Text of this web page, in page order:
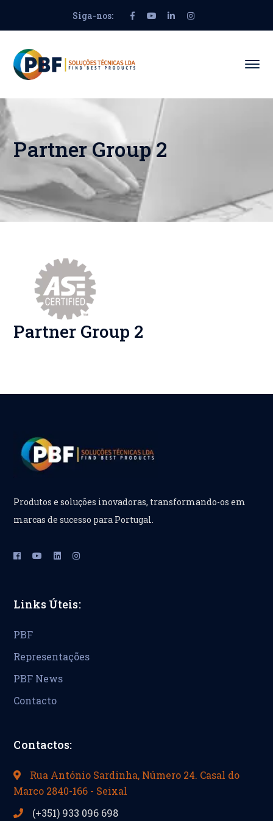
Siga-nos:
Facebook
Profile
Youtube
Profile
LinkedIn
ProfileProfile
Partner Group 2
Partner Group 2
Produtos e soluções inovadoras, transformando-os em
marcas de sucesso para Portugal.
Links Úteis:
PBF
Representações
PBF News
Contacto
Contactos:
Rua António Sardinha, Número 24. Casal do
Marco 2840-166 - Seixal
(+351) 933 096 698